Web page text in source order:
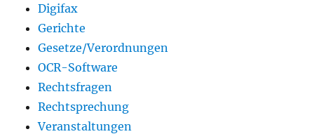
Digifax
Gerichte
Gesetze/Verordnungen
OCR-Software
Rechtsfragen
Rechtsprechung
Veranstaltungen